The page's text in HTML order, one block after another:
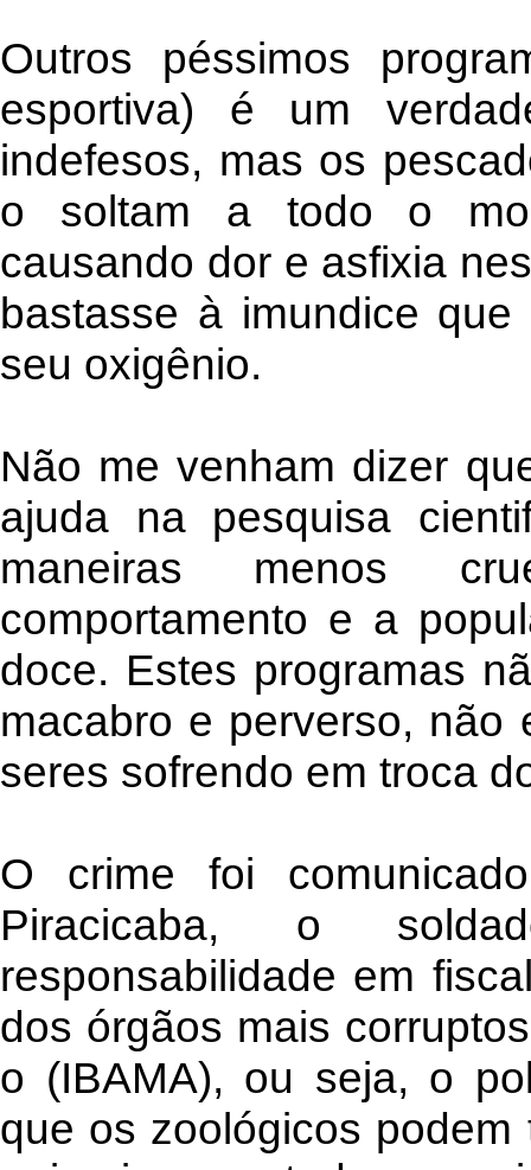
Outros péssimos
esportiva) é um
indefesos, mas os
o soltam a todo o
causando dor e asfixia
bastasse à imundice
seu oxigênio.
Não me venham dizer
ajuda na pesquisa
maneiras menos
comportamento e a
doce. Estes programas
macabro e perverso, não
seres sofrendo em troca
O crime foi
Piracicaba, o
responsabilidade em
dos órgãos mais
o (IBAMA), ou seja, o
que os zoológicos